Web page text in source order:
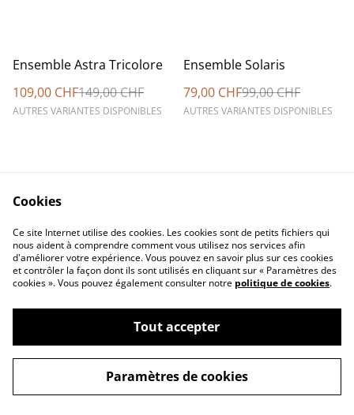
%
Ensemble Astra Tricolore
109,00 CHF149,00 CHF
AUTRES VARIANTES DISPONIBLES
%
Ensemble Solaris
79,00 CHF99,00 CHF
AUTRES VARIANTES DISPONIBLES
Besoin de
Renseignements
Politique de cookies
Politique de
Confidentialité
Termes et Conditions
©2026T1TX
Cookies
Ce site Internet utilise des cookies. Les cookies sont de petits fichiers qui
nous aident à comprendre comment vous utilisez nos services afin
d'améliorer votre expérience. Vous pouvez en savoir plus sur ces cookies
et contrôler la façon dont ils sont utilisés en cliquant sur « Paramètres des
cookies ». Vous pouvez également consulter notre politique de cookies.
Tout accepter
Paramètres de cookies